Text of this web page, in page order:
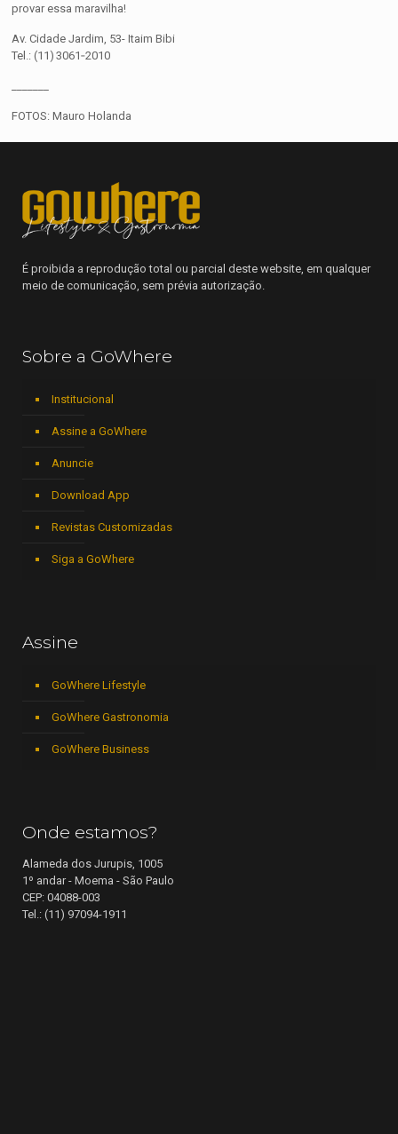
provar essa maravilha!
Av. Cidade Jardim, 53- Itaim Bibi
Tel.: (11) 3061‑2010
FOTOS: Mauro Holanda
É proibida a reprodução total ou parcial deste website, em qualquer
meio de comunicação, sem prévia autorização.
Sobre a GoWhere
Institucional
Assine a GoWhere
Anuncie
Download App
Revistas Customizadas
Siga a GoWhere
Assine
GoWhere Lifestyle
GoWhere Gastronomia
GoWhere Business
Onde estamos?
Alameda dos Jurupis, 1005
1º andar - Moema - São Paulo
CEP: 04088-003
Tel.: (11) 97094-1911